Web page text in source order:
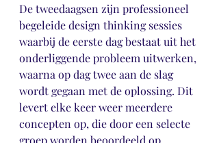
De tweedaagsen zijn professioneel
begeleide design thinking sessies
waarbij de eerste dag bestaat uit het
onderliggende probleem uitwerken,
waarna op dag twee aan de slag
wordt gegaan met de oplossing. Dit
levert elke keer weer meerdere
concepten op, die door een selecte
groep worden beoordeeld op